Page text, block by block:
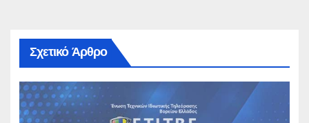
Σχετικό Άρθρο